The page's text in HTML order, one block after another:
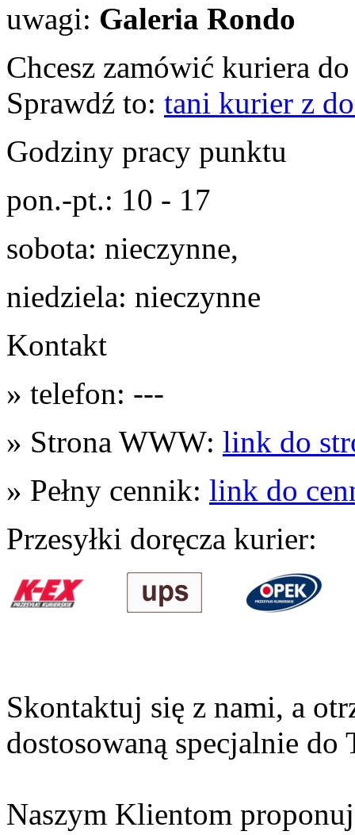
uwagi: Galeria Rondo
Chcesz zamówić kuriera
Sprawdź to: tani kurier z
Godziny pracy punktu
pon.-pt.: 10 - 17
sobota: nieczynne,
niedziela: nieczynne
Kontakt
» telefon: ---
» Strona WWW: link do
» Pełny cennik: link do
Przesyłki doręcza kurier:
Skontaktuj się z nami, a
dostosowaną specjalnie do
Naszym Klientom